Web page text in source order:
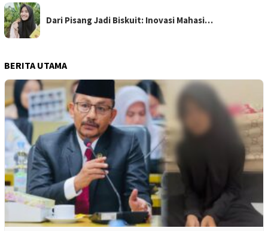
Dari Pisang Jadi Biskuit: Inovasi Mahasi…
BERITA UTAMA